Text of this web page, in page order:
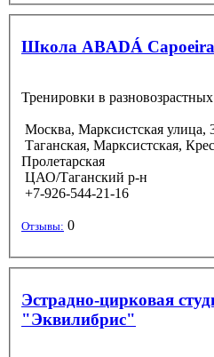
Школа ABADÁ Capoeira
Тренировки в
Москва, Марксистская улица,
Таганская, Марксистская,
Пролетарская
ЦАО/Таганский р-н
+7-926-544-21-16
Отзывы: 0
Эстрадно-цирковая
"Эквилибрис"